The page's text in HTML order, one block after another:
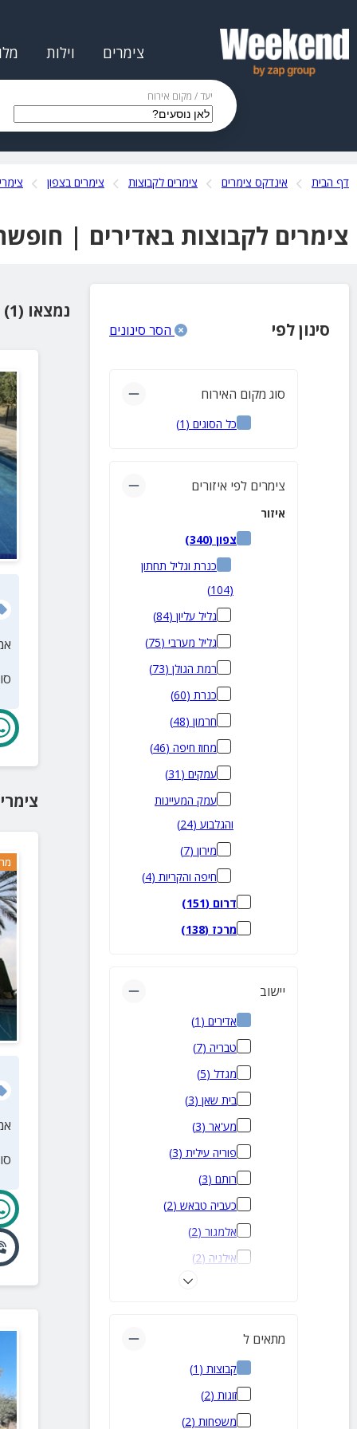
צימרים וילות
יעד / מקום אירוח
דף הבית אינדקס צימרים צימרים לקבוצות צימרים בצפון
צימרים לקבוצות באדירים |
סינון לפי הסר סינונים
סוג מקום האירוח
כל הסוגים (
1
)
צימרים לפי איזורים
איזור
צפון (
340
)
כנרת וגליל תחתון
(
104
)
גליל עליון (
84
)
גליל מערבי (
75
)
רמת הגולן (
73
)
כנרת (
60
)
חרמון (
48
)
מחוז חיפה (
46
)
עמקים (
31
)
עמק המעיינות
והגלבוע (
24
)
מירון (
7
)
חיפה והקריות (
4
)
דרום (
151
)
מרכז (
138
)
יישוב
אדירים (
1
)
טבריה (
7
)
מגדל (
5
)
בית שאן (
3
)
מע'אר (
3
)
פוריה עילית (
3
)
רותם (
3
)
כעביה טבאש (
2
)
אלמגור (
2
)
אילניה (
2
)
טפחות (
2
)
יבניאל(
2
מגן שאול (
1
)
מתאים ל
קבוצות (
1
)
זוגות (
2
)
משפחות (
2
)
נמצאו (1) מקומות אירוח